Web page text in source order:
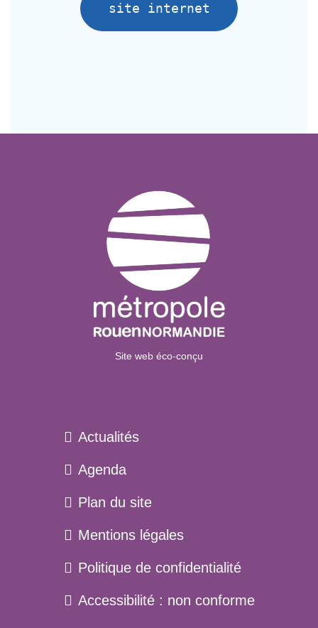
site internet
Site web éco-conçu
Actualités
Agenda
Plan du site
Mentions légales
Politique de confidentialité
Accessibilité : non conforme